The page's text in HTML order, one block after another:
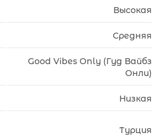
Высокая
Средняя
Good Vibes Only (Гуд Вайбз
Онли)
Низкая
Турция